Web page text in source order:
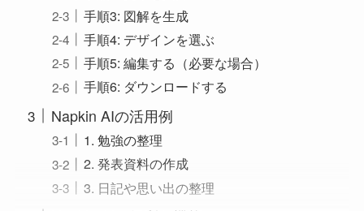
手順3: 図解を生成
手順4: デザインを選ぶ
手順5: 編集する（必要な場合）
手順6: ダウンロードする
Napkin AIの活用例
1. 勉強の整理
2. 発表資料の作成
3. 日記や思い出の整理